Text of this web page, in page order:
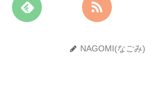
NAGOMI(なごみ)